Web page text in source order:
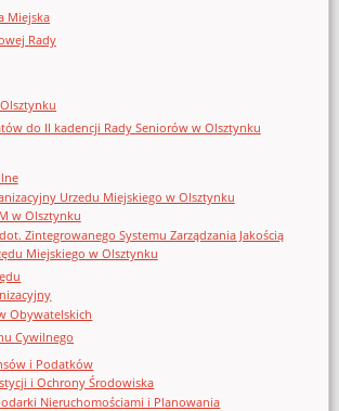
Miejska
Rady
do II kadencji Rady Seniorów w Olsztynku
Urzedu Miejskiego w Olsztynku
w Olsztynku
Zintegrowanego Systemu Zarządzania Jakością
Miejskiego w Olsztynku
Obywatelskich
Cywilnego
i Podatków
i Ochrony Środowiska
Nieruchomościami i Planowania